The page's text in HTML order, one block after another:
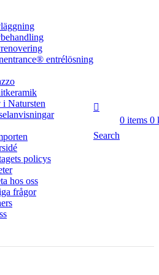
entrélösning
Natursten
policys
hos oss
frågor
Search
0 items 0